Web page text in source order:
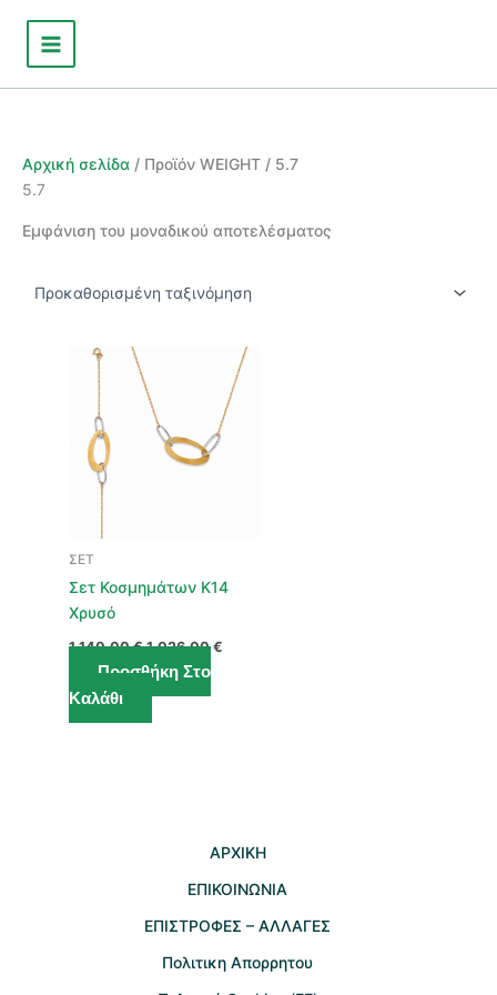
περιεχόμενο
Αρχική σελίδα / Προϊόν WEIGHT / 5.7
5.7
Εμφάνιση του μοναδικού αποτελέσματος
ΣΕΤ
Σετ Κοσμημάτων Κ14
Χρυσό
1.140,00€ Original
was:
1.140,00 €.
1.026,00€
Προσθήκη Στο
Καλάθι
AΡΧΙΚΗ
ΕΠΙΚΟΙΝΩΝΙΑ
EΠΙΣΤΡΟΦΕΣ – ΑΛΛΑΓΕΣ
Πολιτικη Απορρητου